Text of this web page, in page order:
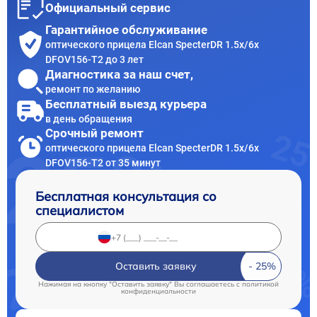
Официальный сервис
Гарантийное обслуживание
оптического прицела Elcan SpecterDR 1.5x/6x
DFOV156-T2 до 3 лет
Диагностика за наш счет,
ремонт по желанию
Бесплатный выезд курьера
в день обращения
Срочный ремонт
оптического прицела Elcan SpecterDR 1.5x/6x
DFOV156-T2 от 35 минут
Бесплатная консультация со
специалистом
Оставить заявку
Нажимая на кнопку "Оставить заявку" Вы соглашаетесь c политикой
конфиденциальности